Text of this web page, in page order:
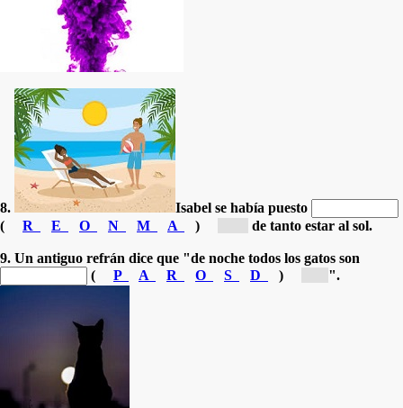
8.
Isabel se había puesto
(
R E O N M A ) de tanto estar al sol.
9. Un antiguo refrán dice que "de noche todos los gatos son
(
P A R O S D ) ".